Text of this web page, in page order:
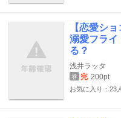
【恋愛シ
溺愛フライ
る？
浅井ラッタ
巻 完 200pt
お気に入り：23